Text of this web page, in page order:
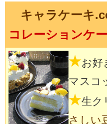
キャラケーキ
コレーションケ
★お好
マスコ
★生ク
さしい